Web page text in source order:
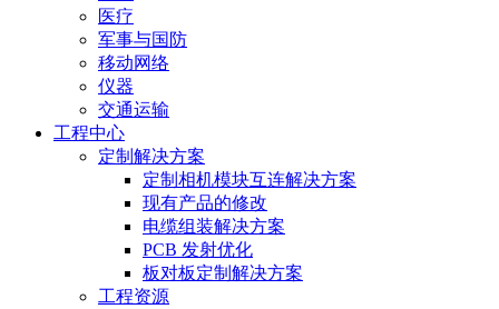
医疗
军事与国防
移动网络
仪器
交通运输
工程中心
定制解决方案
定制相机模块互连解决方案
现有产品的修改
电缆组装解决方案
PCB 发射优化
板对板定制解决方案
工程资源